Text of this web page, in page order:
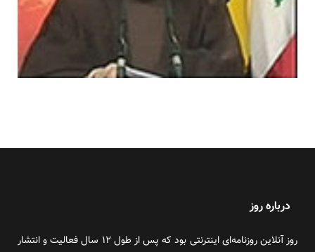
درباره روز
روز آنلاین روزنامه‌ای اینترنتی بود که پس از طول ۱۲ سال فعالیت و انتشار